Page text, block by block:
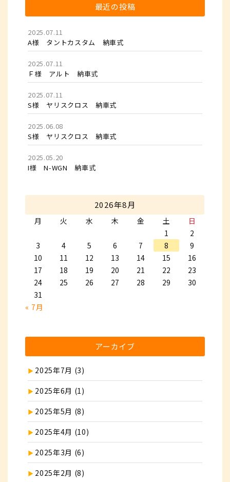
最近の投稿
2025.07.11
A様 タントカスタム 納車式
2025.07.11
Ｆ様 アルト 納車式
2025.07.11
S様 ヤリスクロス 納車式
2025.06.08
S様 ヤリスクロス 納車式
2025.05.20
I様 N-WGN 納車式
2026年8月
月 火 水 木 金 土 日
« 7月
1
2
3
4 5 6 7 8
9
10
11 12 13 14 15
16
17
18 19 20 21 22
23
24
25 26 27 28 29
30
31
アーカイブ
2025年7月 (3)
2025年6月 (1)
2025年5月 (8)
2025年4月 (10)
2025年3月 (6)
2025年2月 (8)